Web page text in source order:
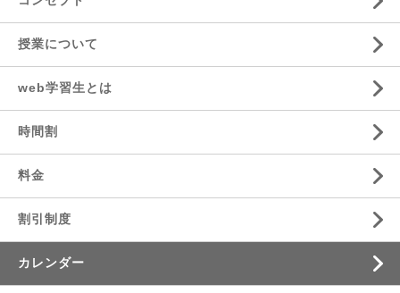
授業について
web学習生とは
時間割
料金
割引制度
カレンダー